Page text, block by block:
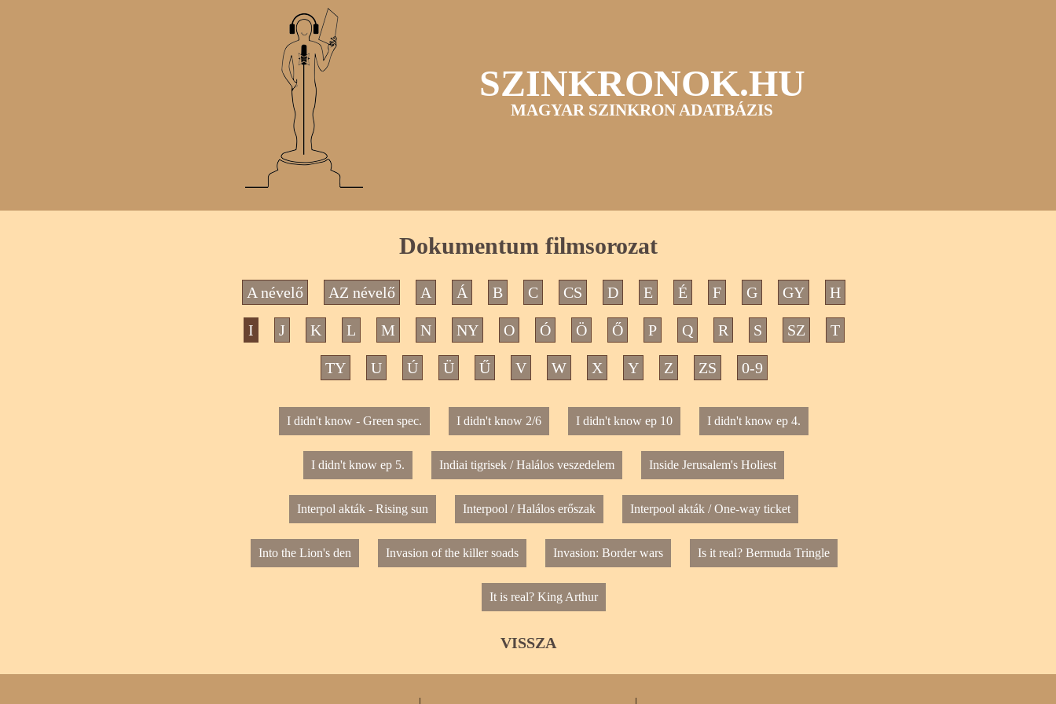
SZINKRONOK.HU
MAGYAR SZINKRON ADATBÁZIS
Dokumentum filmsorozat
A névelő AZ névelő A Á B C CS D E É F G GY H
I J K L M N NY O Ó Ö Ő P Q R S SZ T
TY U Ú Ü Ű V W X Y Z ZS 0-9
I didn't know - Green spec. I didn't know 2/6 I didn't know ep 10 I didn't know ep 4.
I didn't know ep 5. Indiai tigrisek / Halálos veszedelem Inside Jerusalem's Holiest
Interpol akták - Rising sun Interpool / Halálos erőszak Interpool akták / One-way ticket
Into the Lion's den Invasion of the killer soads Invasion: Border wars Is it real? Bermuda Tringle
It is real? King Arthur
VISSZA